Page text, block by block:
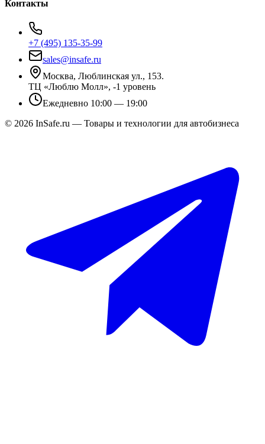
Контакты
+7 (495) 135-35-99
sales@insafe.ru
Москва, Люблинская ул., 153.
ТЦ «Люблю Молл», -1 уровень
Ежедневно 10:00 — 19:00
© 2026 InSafe.ru — Товары и технологии для автобизнеса